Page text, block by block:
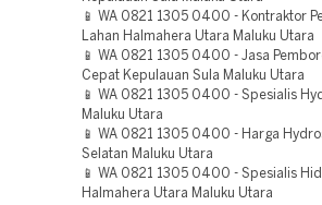
📱 WA 0821 1305 0400 - Kontraktor
Lahan Halmahera Utara Maluku Utara
📱 WA 0821 1305 0400 - Jasa
Cepat Kepulauan Sula Maluku Utara
📱 WA 0821 1305 0400 - Spesialis
Maluku Utara
📱 WA 0821 1305 0400 - Harga
Selatan Maluku Utara
📱 WA 0821 1305 0400 - Spesialis
Halmahera Utara Maluku Utara